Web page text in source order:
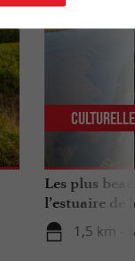
Les plus
l’estuaire de
1,5 km -
Culturelle